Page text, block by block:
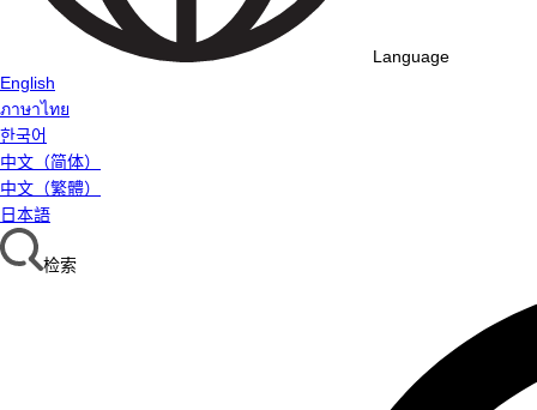
Language
English
ภาษาไทย
한국어
中文（简体）
中文（繁體）
日本語
检索